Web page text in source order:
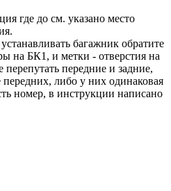
где до см. указано место
багажник обратите
на БК1, и метки - отверстия на
передние и задние,
либо у них одинаковая
номер, в инструкции написано